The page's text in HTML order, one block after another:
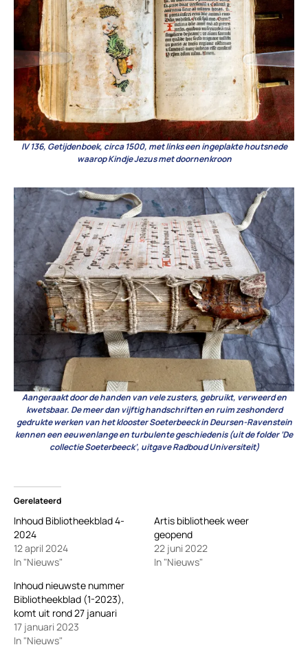
IV 136, Getijdenboek, circa 1500, met links een ingeplakte houtsnede
waarop Kindje Jezus met doornenkroon
Aangeraakt door de handen van vele zusters, gebruikt, verweerd en
kwetsbaar. De meer dan vijftig handschriften en ruim zeshonderd
gedrukte werken van het klooster Soeterbeeck in Deursen-Ravenstein
kennen een eeuwenlange en turbulente geschiedenis (uit de folder ‘De
collectie Soeterbeeck’, uitgave Radboud Universiteit)
Gerelateerd
Inhoud Bibliotheekblad 4-
2024
12 april 2024
In "Nieuws"
Artis bibliotheek weer
geopend
22 juni 2022
In "Nieuws"
Inhoud nieuwste nummer
Bibliotheekblad (1-2023),
komt uit rond 27 januari
17 januari 2023
In "Nieuws"